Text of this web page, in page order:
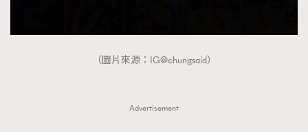
（圖片來源：IG@chungsaid）
Advertisement